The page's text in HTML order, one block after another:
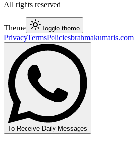
All rights reserved
Theme Toggle theme
PrivacyTermsPoliciesbrahmakumaris.com
To Receive Daily Messages